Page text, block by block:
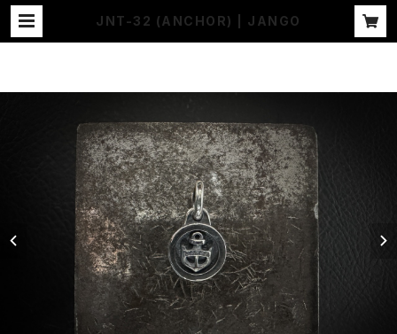
JNT-32 (ANCHOR) | JANGO